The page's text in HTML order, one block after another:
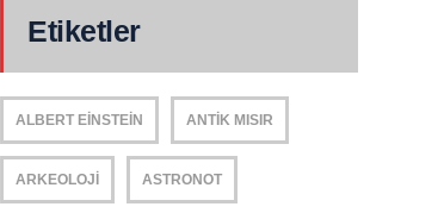
Etiketler
ALBERT EINSTEIN ANTIK MISIR
ARKEOLOJI ASTRONOT